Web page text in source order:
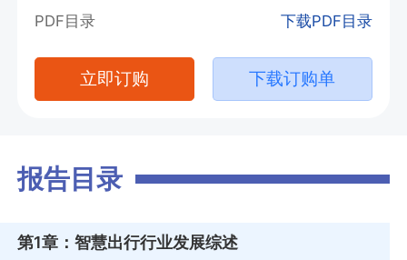
PDF目录 下载PDF目录
立即订购 下载订购单
报告目录
第1章 ：智慧出行行业发展综述